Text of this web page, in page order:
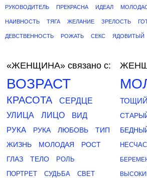
РУКОВОДИТЕЛЬ ПРЕКРАСНА ИДЕАЛ
НАИВНОСТЬ ТЯГА ЖЕЛАНИЕ ЗРЕЛОСТЬ
ДЕВСТВЕННОСТЬ РОЖАТЬ СЕКС ЯДОВИТЫЙ
«ЖЕНЩИНА» связано с:
ВОЗРАСТ
КРАСОТА
СЕРДЦЕ
УЛИЦА
ЛИЦО
ВИД
РУКА
РУКА ЛЮБОВЬ
ТИП
ЖИЗНЬ
МОЛОДАЯ
РОСТ
ГЛАЗ
ТЕЛО
РОЛЬ
ПОРТРЕТ
СУДЬБА
СВЕТ
ТОЩИЙ